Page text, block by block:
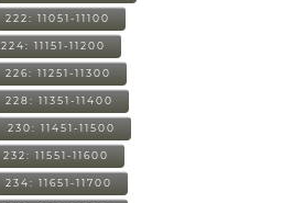
222: 11051-11100
224: 11151-11200
226: 11251-11300
228: 11351-11400
230: 11451-11500
232: 11551-11600
234: 11651-11700